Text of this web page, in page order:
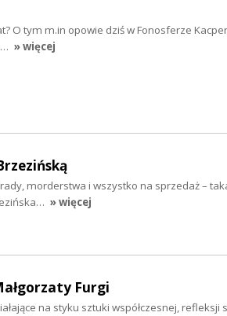
O tym m.in opowie dziś w Fonosferze
» więcej
morderstwa i wszystko na sprzedaż –
» więcej
Furgi
na styku sztuki współczesnej, refleksji